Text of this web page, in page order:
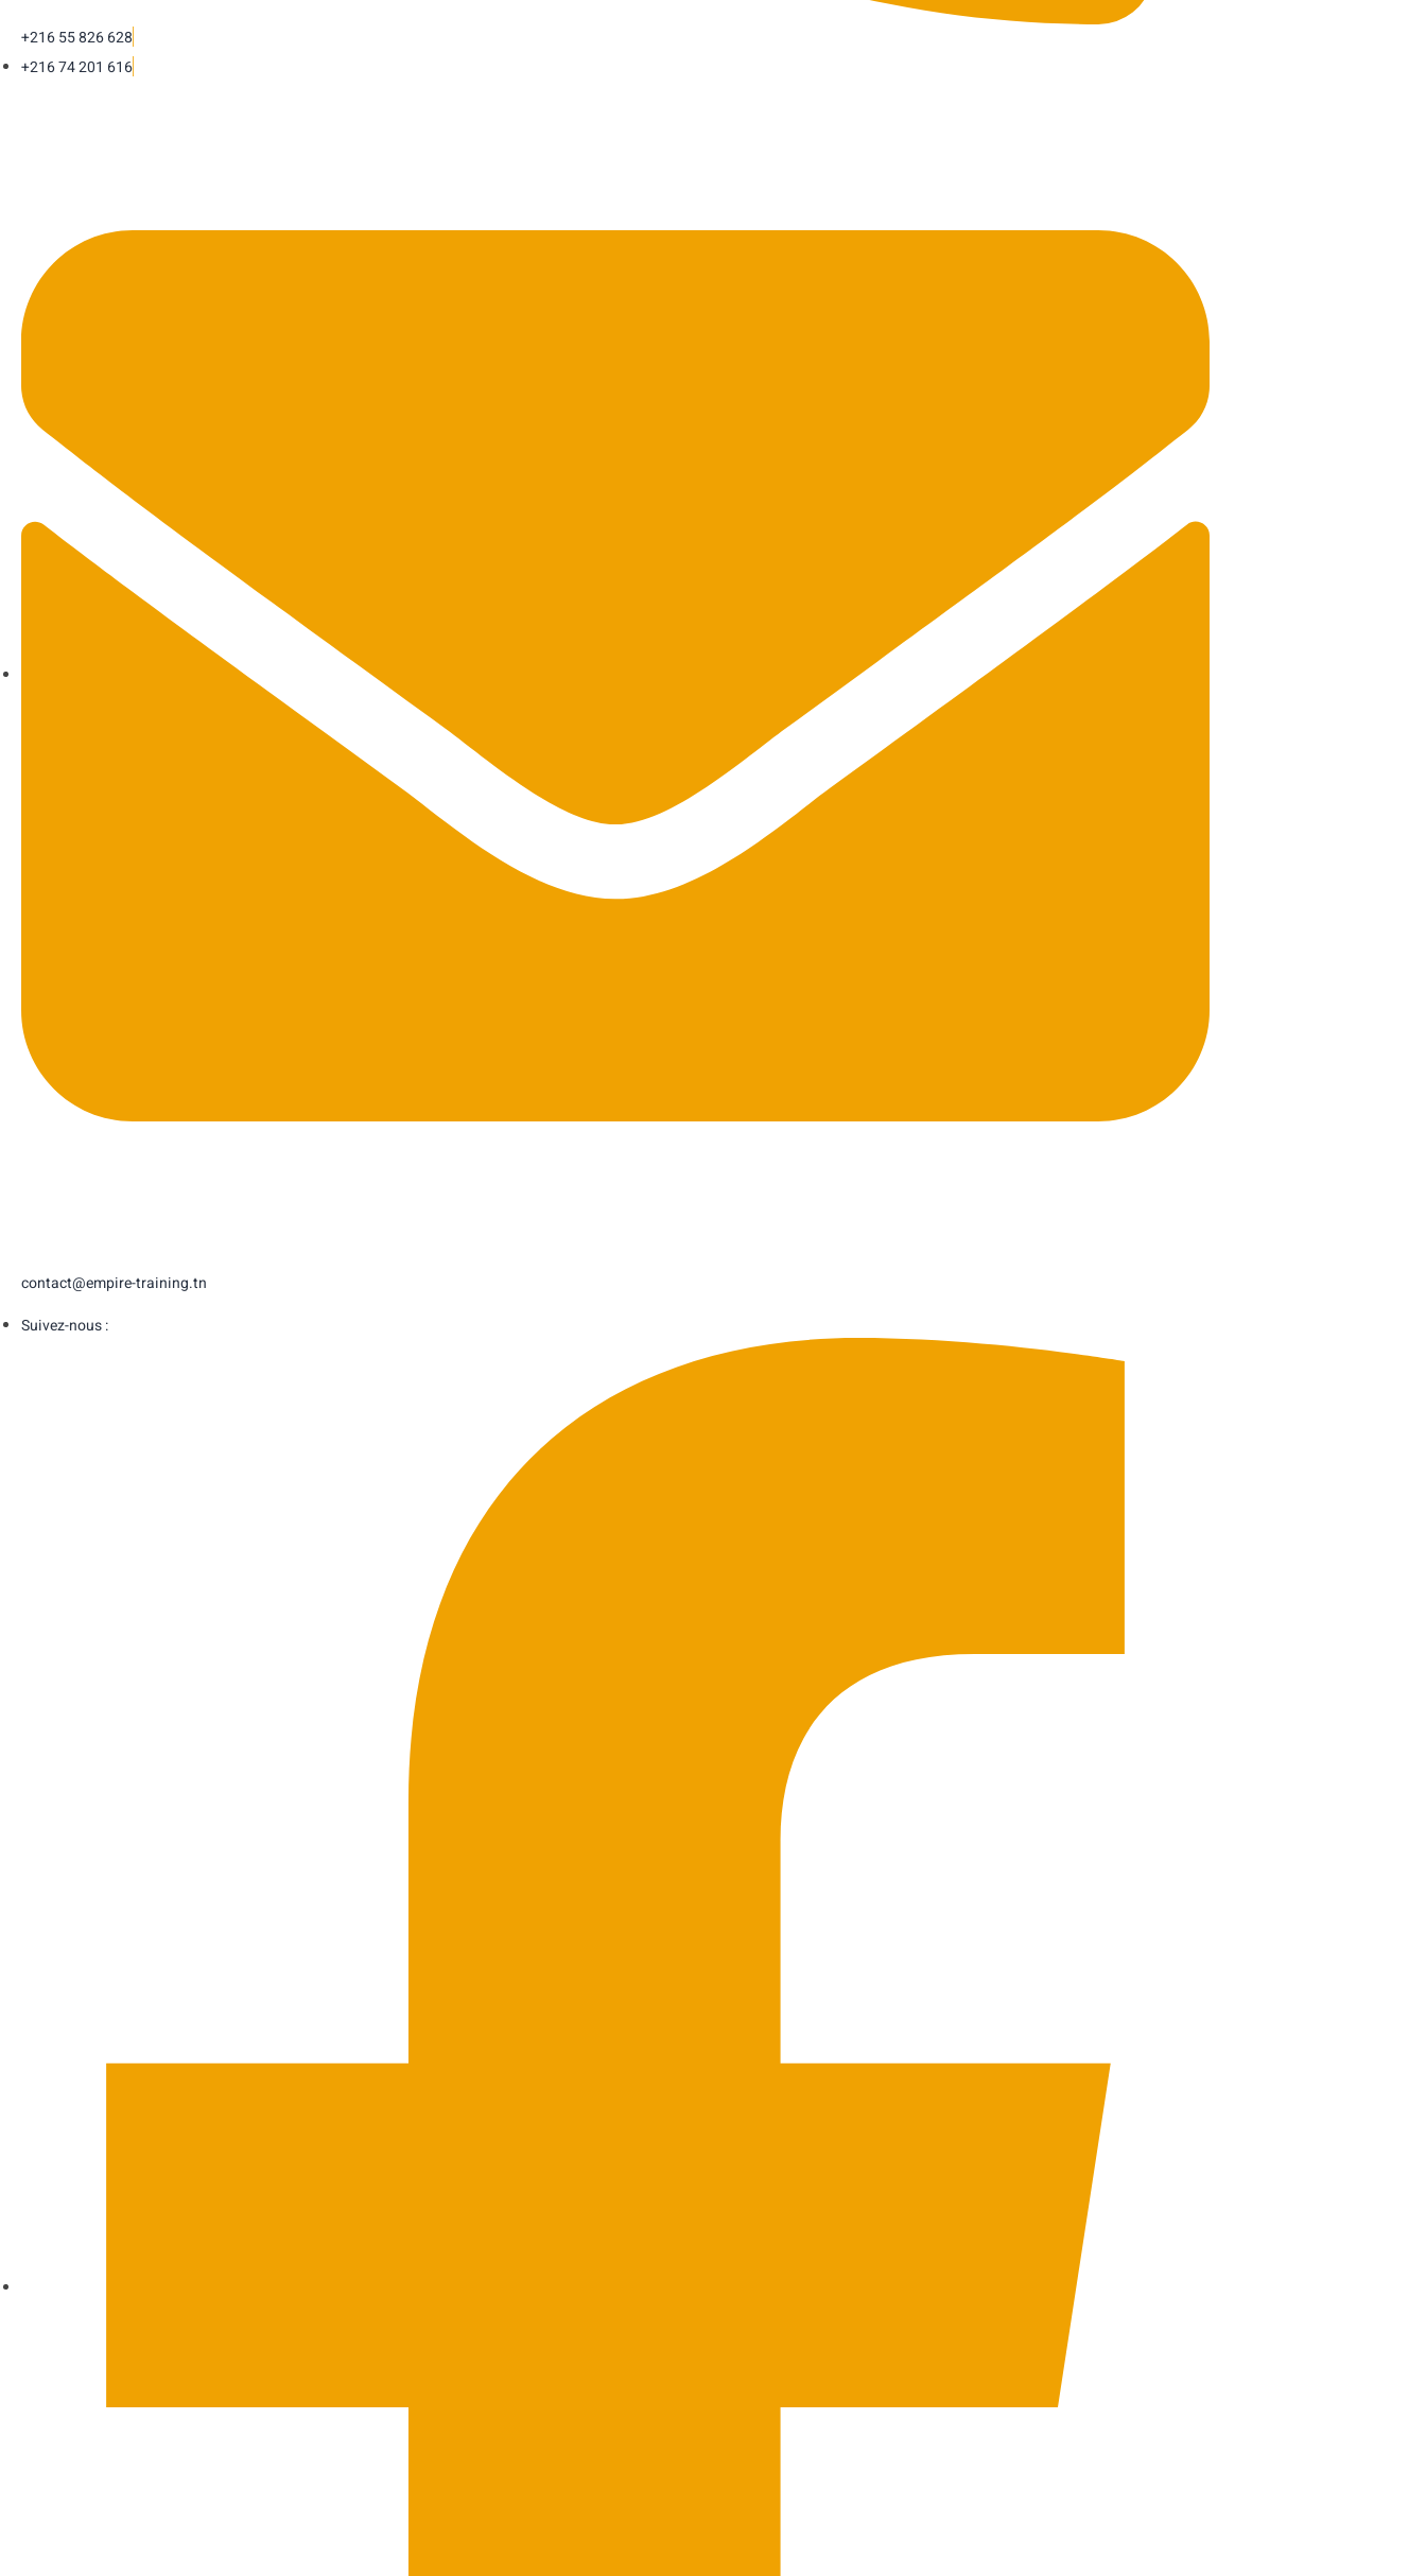
+216 55 826 628
+216 74 201 616
contact@empire-training.tn
Suivez-nous :